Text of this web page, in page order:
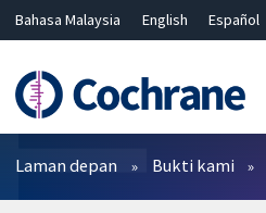
Bahasa Malaysia English
Español
Hrvatski
Deutsch ไทย
繁體中文
简体中文
Penapis
Laman depan Bukti kami